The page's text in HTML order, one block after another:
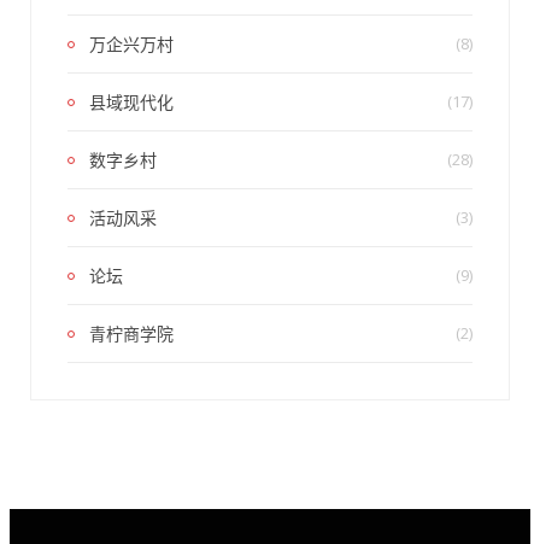
万企兴万村 (8)
县域现代化 (17)
数字乡村 (28)
活动风采 (3)
论坛 (9)
青柠商学院 (2)